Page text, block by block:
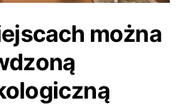
można